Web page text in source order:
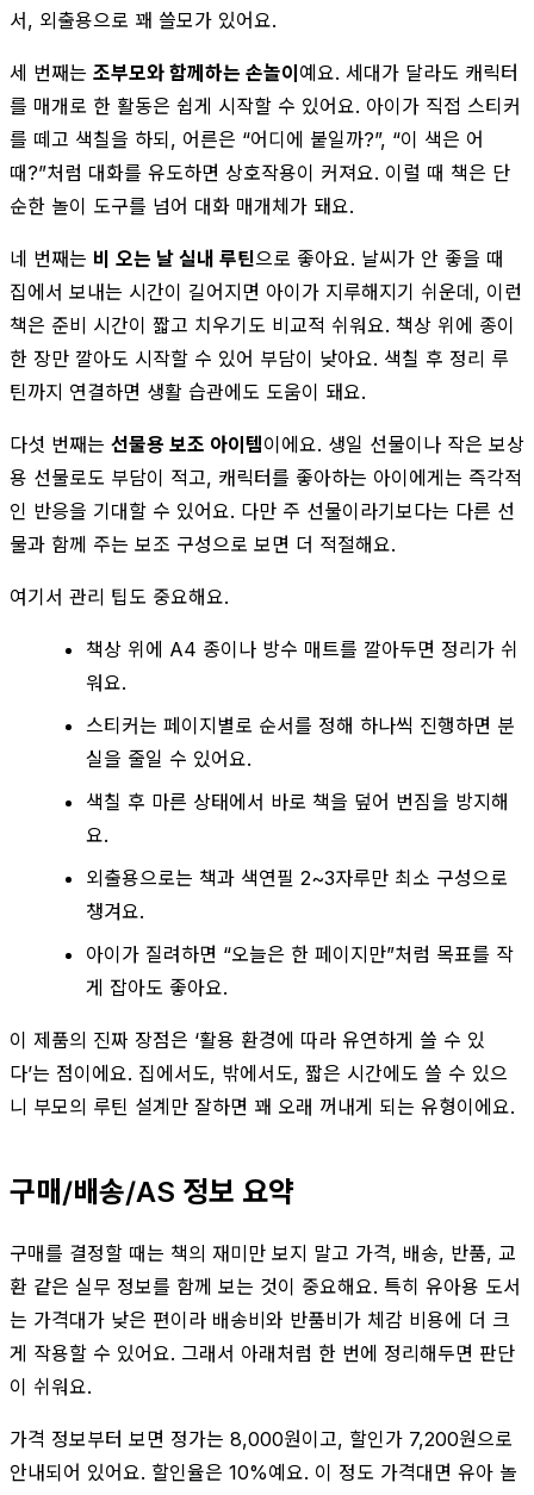
서, 외출용으로 꽤 쓸모가 있어요.
세 번째는 조부모와 함께하는 손놀이예요. 세대가 달라도 캐릭터
를 매개로 한 활동은 쉽게 시작할 수 있어요. 아이가 직접 스티커
를 떼고 색칠을 하되, 어른은 “어디에 붙일까?”, “이 색은 어
때?”처럼 대화를 유도하면 상호작용이 커져요. 이럴 때 책은 단
순한 놀이 도구를 넘어 대화 매개체가 돼요.
네 번째는 비 오는 날 실내 루틴으로 좋아요. 날씨가 안 좋을 때
집에서 보내는 시간이 길어지면 아이가 지루해지기 쉬운데, 이런
책은 준비 시간이 짧고 치우기도 비교적 쉬워요. 책상 위에 종이
한 장만 깔아도 시작할 수 있어 부담이 낮아요. 색칠 후 정리 루
틴까지 연결하면 생활 습관에도 도움이 돼요.
다섯 번째는 선물용 보조 아이템이에요. 생일 선물이나 작은 보상
용 선물로도 부담이 적고, 캐릭터를 좋아하는 아이에게는 즉각적
인 반응을 기대할 수 있어요. 다만 주 선물이라기보다는 다른 선
물과 함께 주는 보조 구성으로 보면 더 적절해요.
여기서 관리 팁도 중요해요.
책상 위에 A4 종이나 방수 매트를 깔아두면 정리가 쉬
워요.
스티커는 페이지별로 순서를 정해 하나씩 진행하면 분
실을 줄일 수 있어요.
색칠 후 마른 상태에서 바로 책을 덮어 번짐을 방지해
요.
외출용으로는 책과 색연필 2~3자루만 최소 구성으로
챙겨요.
아이가 질려하면 “오늘은 한 페이지만”처럼 목표를 작
게 잡아도 좋아요.
이 제품의 진짜 장점은 ‘활용 환경에 따라 유연하게 쓸 수 있
다’는 점이에요. 집에서도, 밖에서도, 짧은 시간에도 쓸 수 있으
니 부모의 루틴 설계만 잘하면 꽤 오래 꺼내게 되는 유형이에요.
구매/배송/AS 정보 요약
구매를 결정할 때는 책의 재미만 보지 말고 가격, 배송, 반품, 교
환 같은 실무 정보를 함께 보는 것이 중요해요. 특히 유아용 도서
는 가격대가 낮은 편이라 배송비와 반품비가 체감 비용에 더 크
게 작용할 수 있어요. 그래서 아래처럼 한 번에 정리해두면 판단
이 쉬워요.
가격 정보부터 보면 정가는 8,000원이고, 할인가 7,200원으로
안내되어 있어요. 할인율은 10%예요. 이 정도 가격대면 유아 놀